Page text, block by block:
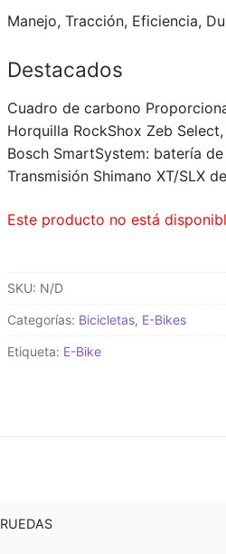
Manejo, Tracción, Eficiencia,
Destacados
Cuadro de carbono
Horquilla RockShox Zeb
Bosch SmartSystem: batería
Transmisión Shimano XT/SLX
Este producto no está
SKU: N/D
Categorías: Bicicletas, E-Bikes
Etiqueta: E-Bike
RUEDAS